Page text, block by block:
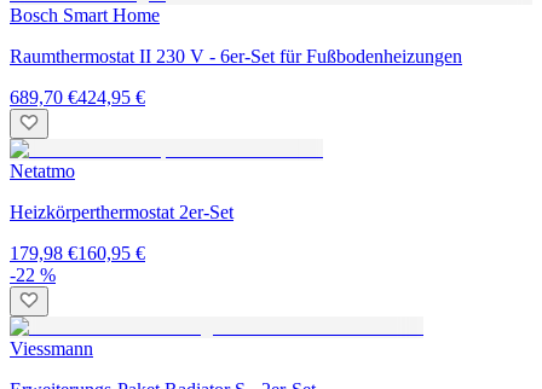
Bosch Smart Home
Raumthermostat II 230 V - 6er-Set für Fußbodenheizungen
689,70 €424,95 €
Netatmo
Heizkörperthermostat 2er-Set
179,98 €160,95 €
-22 %
Viessmann